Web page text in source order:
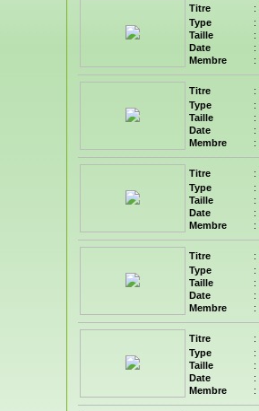
Titre :
Type :
Taille
:
Date
:
Membre
:
Titre :
Type :
Taille
:
Date
:
Membre
:
Titre :
Type :
Taille
:
Date
:
Membre
:
Titre :
Type :
Taille
:
Date
:
Membre
:
Titre :
Type :
Taille
:
Date
:
Membre
: